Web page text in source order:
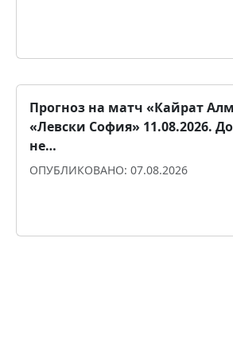
Прогноз на матч «Кайрат
«Левски София» 11.08.2026.
не…
ОПУБЛИКОВАНО: 07.08.2026